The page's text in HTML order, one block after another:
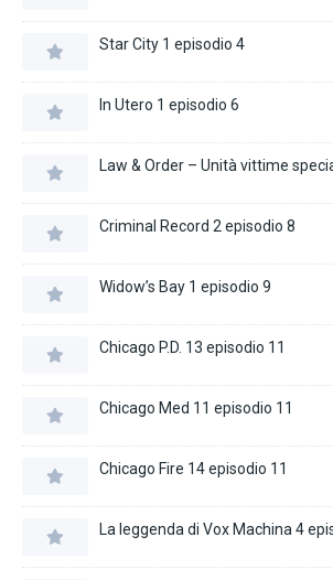
Star City 1 episodio 4
In Utero 1 episodio 6
Law & Order – Unità vittime
Criminal Record 2 episodio 8
Widow’s Bay 1 episodio 9
Chicago P.D. 13 episodio 11
Chicago Med 11 episodio 11
Chicago Fire 14 episodio 11
La leggenda di Vox Machina 4